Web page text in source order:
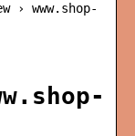
www.shop-